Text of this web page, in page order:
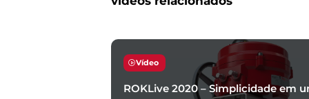
Vídeo
ROKLive 2020 – Simplicidade em